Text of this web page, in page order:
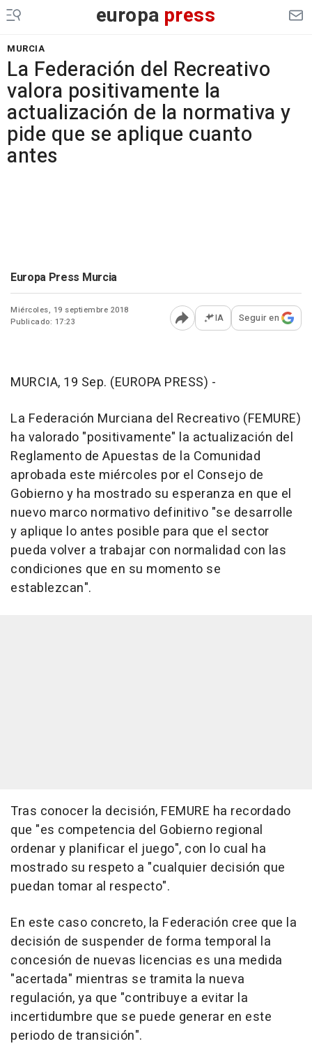
europa press
MURCIA
La Federación del Recreativo
valora positivamente la
actualización de la normativa y
pide que se aplique cuanto
antes
Europa Press Murcia
Miércoles, 19 septiembre 2018
Publicado: 17:23
Abrir opciones para
IA Seguir en
MURCIA, 19 Sep. (EUROPA PRESS) -
La Federación Murciana del Recreativo (FEMURE)
ha valorado "positivamente" la actualización del
Reglamento de Apuestas de la Comunidad
aprobada este miércoles por el Consejo de
Gobierno y ha mostrado su esperanza en que el
nuevo marco normativo definitivo "se desarrolle
y aplique lo antes posible para que el sector
pueda volver a trabajar con normalidad con las
condiciones que en su momento se
establezcan".
Tras conocer la decisión, FEMURE ha recordado
que "es competencia del Gobierno regional
ordenar y planificar el juego", con lo cual ha
mostrado su respeto a "cualquier decisión que
puedan tomar al respecto".
En este caso concreto, la Federación cree que la
decisión de suspender de forma temporal la
concesión de nuevas licencias es una medida
"acertada" mientras se tramita la nueva
regulación, ya que "contribuye a evitar la
incertidumbre que se puede generar en este
periodo de transición".